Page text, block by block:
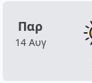
Παρ
14 Αυγ